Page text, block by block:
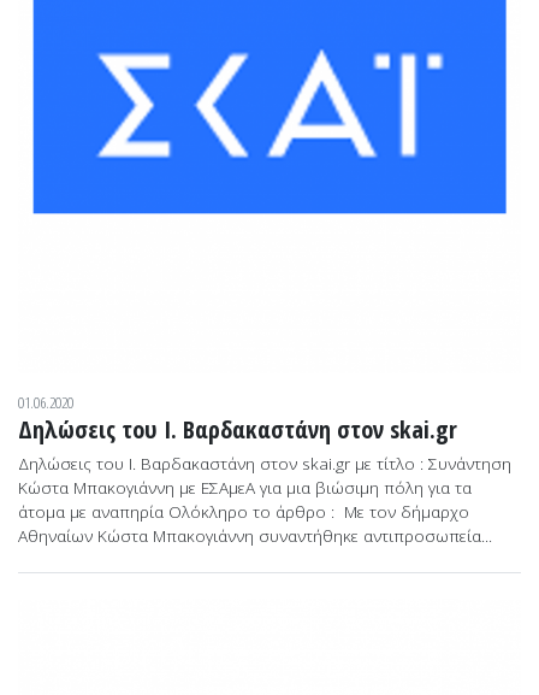
01.06.2020
Δηλώσεις του Ι. Βαρδακαστάνη στον skai.gr
Δηλώσεις του Ι. Βαρδακαστάνη στον skai.gr με τίτλο : Συνάντηση
Κώστα Μπακογιάννη με ΕΣΑμεΑ για μια βιώσιμη πόλη για τα
άτομα με αναπηρία Ολόκληρο το άρθρο : Με τον δήμαρχο
Αθηναίων Κώστα Μπακογιάννη συναντήθηκε αντιπροσωπεία...